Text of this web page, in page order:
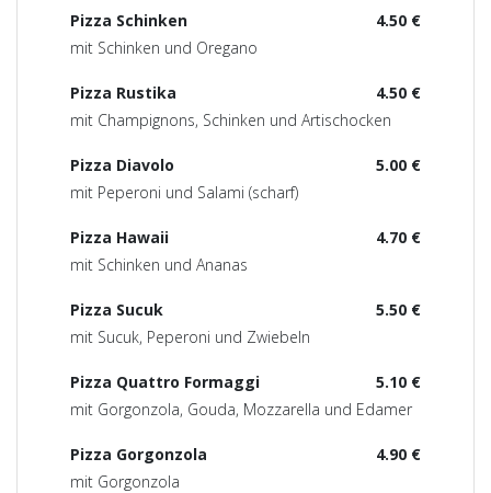
4.50 €
Pizza Schinken
mit Schinken und Oregano
4.50 €
Pizza Rustika
mit Champignons, Schinken und Artischocken
5.00 €
Pizza Diavolo
mit Peperoni und Salami (scharf)
4.70 €
Pizza Hawaii
mit Schinken und Ananas
5.50 €
Pizza Sucuk
mit Sucuk, Peperoni und Zwiebeln
5.10 €
Pizza Quattro Formaggi
mit Gorgonzola, Gouda, Mozzarella und Edamer
4.90 €
Pizza Gorgonzola
mit Gorgonzola